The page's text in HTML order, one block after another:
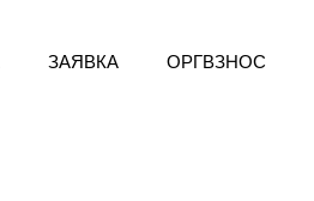
ЗАЯВКА ОРГВЗНОС